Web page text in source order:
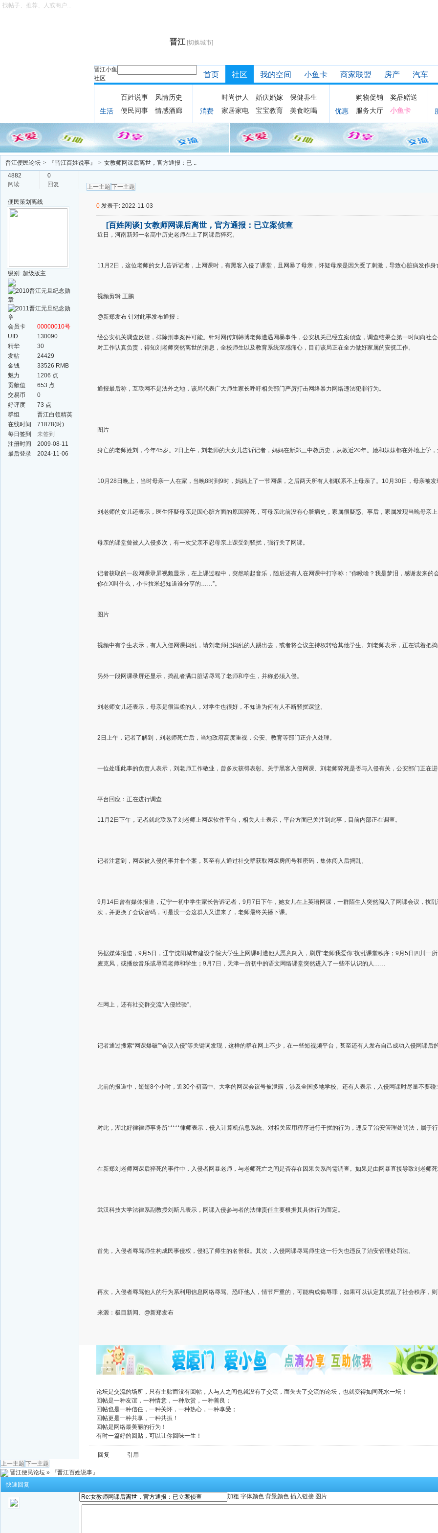
晋江 [切换城市]
晋江小鱼
社区
找帖子、推荐、人或商户...
首页 社区 我的空间 小鱼卡 商家联盟 房产 汽车
生活
百姓说事
风情历史
便民问事
情感酒廊 消费
时尚伊人 婚庆婚嫁
保健养生
家居家电
宝宝教育 美食吃喝 优惠
购物促销
奖品赠送
服务大厅
小鱼卡
晋江便民论坛 > 『晋江百姓说事』 > 女教师网课后离世，官方通报：已 ..
4882
阅读
0
回复
上一主题 下一主题
便民策划 离线
级别: 超级版主
会员卡
00000010号
UID
130090
精华
30
发帖
24429
金钱
33526 RMB
魅力
1206 点
贡献值
653 点
交易币
0
好评度
73 点
群组
晋江白领精英
群
在线时间
71878(时)
每日签到
未签到
注册时间
2009-08-11
最后登录
2024-11-06
0 发表于: 2022-11-03
[百姓闲谈] 女教师网课后离世，官方通报：已立案侦查
近日，河南新郑一名高中历史老师在上了网课后猝死。
11月2日，这位老师的女儿告诉记者，上网课时，有黑客入侵了课堂，且网暴了母亲，怀疑母亲是因为受了刺激，导致心脏病发作身
视频剪辑 王鹏
@新郑发布 针对此事发布通报：
经公安机关调查反馈，排除刑事案件可能。针对网传刘韩博老师遭遇网暴事件，公安机关已经立案侦查，调查结果会第一时间向社
对工作认真负责，得知刘老师突然离世的消息，全校师生以及教育系统深感痛心，目前该局正在全力做好家属的安抚工作。
通报最后称，互联网不是法外之地，该局代表广大师生家长呼吁相关部门严厉打击网络暴力网络违法犯罪行为。
图片
身亡的老师姓刘，今年45岁。2日上午，刘老师的大女儿告诉记者，妈妈在新郑三中教历史，从教近20年。她和妹妹都在外地上学
10月28日晚上，当时母亲一人在家，当晚8时到9时，妈妈上了一节网课，之后两天所有人都联系不上母亲了。10月30日，母亲被
刘老师的女儿还表示，医生怀疑母亲是因心脏方面的原因猝死，可母亲此前没有心脏病史，家属很疑惑。事后，家属发现当晚母亲
母亲的课堂曾被人入侵多次，有一次父亲不忍母亲上课受到骚扰，强行关了网课。
记者获取的一段网课录屏视频显示，在上课过程中，突然响起音乐，随后还有人在网课中打字称：“你瞅啥？我是梦泪，感谢发来
你在X叫什么，小卡拉米想知道谁分享的……”。
图片
视频中有学生表示，有人入侵网课捣乱，请刘老师把捣乱的人踢出去，或者将会议主持权转给其他学生。刘老师表示，正在试着把
另外一段网课录屏还显示，捣乱者满口脏话辱骂了老师和学生，并称必须入侵。
刘老师女儿还表示，母亲是很温柔的人，对学生也很好，不知道为何有人不断骚扰课堂。
2日上午，记者了解到，刘老师死亡后，当地政府高度重视，公安、教育等部门正介入处理。
一位处理此事的负责人表示，刘老师工作敬业，曾多次获得表彰。关于黑客入侵网课、刘老师猝死是否与入侵有关，公安部门正在
平台回应：正在进行调查
11月2日下午，记者就此联系了刘老师上网课软件平台，相关人士表示，平台方面已关注到此事，目前内部正在调查。
记者注意到，网课被入侵的事并非个案，甚至有人通过社交群获取网课房间号和密码，集体闯入后捣乱。
9月14日曾有媒体报道，辽宁一初中学生家长告诉记者，9月7日下午，她女儿在上英语网课，一群陌生人突然闯入了网课会议，扰
次，并更换了会议密码，可是没一会这群人又进来了，老师最终关播下课。
另据媒体报道，9月5日，辽宁沈阳城市建设学院大学生上网课时遭他人恶意闯入，刷屏“老师我爱你”扰乱课堂秩序；9月5日四川
麦克风，或播放音乐或辱骂老师和学生；9月7日，天津一所初中的语文网络课堂突然进入了一些不认识的人……
在网上，还有社交群交流“入侵经验”。
记者通过搜索“网课爆破”“会议入侵”等关键词发现，这样的群在网上不少，在一些短视频平台，甚至还有人发布自己成功入侵网课后
此前的报道中，短短8个小时，近30个初高中、大学的网课会议号被泄露，涉及全国多地学校。还有人表示，入侵网课时尽量不要
对此，湖北好律律师事务所*****律师表示，侵入计算机信息系统、对相关应用程序进行干扰的行为，违反了治安管理处罚法，属于
在新郑刘老师网课后猝死的事件中，入侵者网暴老师，与老师死亡之间是否存在因果关系尚需调查。如果是由网暴直接导致刘老师
武汉科技大学法律系副教授刘斯凡表示，网课入侵参与者的法律责任主要根据其具体行为而定。
首先，入侵者辱骂师生构成民事侵权，侵犯了师生的名誉权。其次，入侵网课辱骂师生这一行为也违反了治安管理处罚法。
再次，入侵者辱骂他人的行为系利用信息网络辱骂、恐吓他人，情节严重的，可能构成侮辱罪，如果可以认定其扰乱了社会秩序，
来源：极目新闻、@新郑发布
广告
论坛是交流的场所，只有主贴而没有回帖，人与人之间也就没有了交流，而失去了交流的论坛，也就变得如同死水一坛！
回帖是一种友谊，一种情意，一种欣赏，一种善良；
回帖也是一种信任，一种关怀，一种热心，一种享受；
回帖更是一种共享，一种共振！
回帖是网络最美丽的行为！
有时一篇好的回贴，可以让你回味一生！
回复
引用
上一主题 下一主题
晋江便民论坛 »
『晋江百姓说事』
快速回复
加粗 字体颜色 背景颜色 插入链接 图片